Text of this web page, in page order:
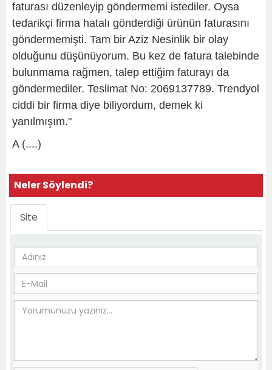
faturası düzenleyip göndermemi istediler. Oysa
tedarikçi firma hatalı gönderdiği ürünün faturasını
göndermemişti. Tam bir Aziz Nesinlik bir olay
olduğunu düşünüyorum. Bu kez de fatura talebinde
bulunmama rağmen, talep ettiğim faturayı da
göndermediler. Teslimat No: 2069137789. Trendyol
ciddi bir firma diye biliyordum, demek ki
yanılmışım."
A (....)
Neler Söylendi?
Site